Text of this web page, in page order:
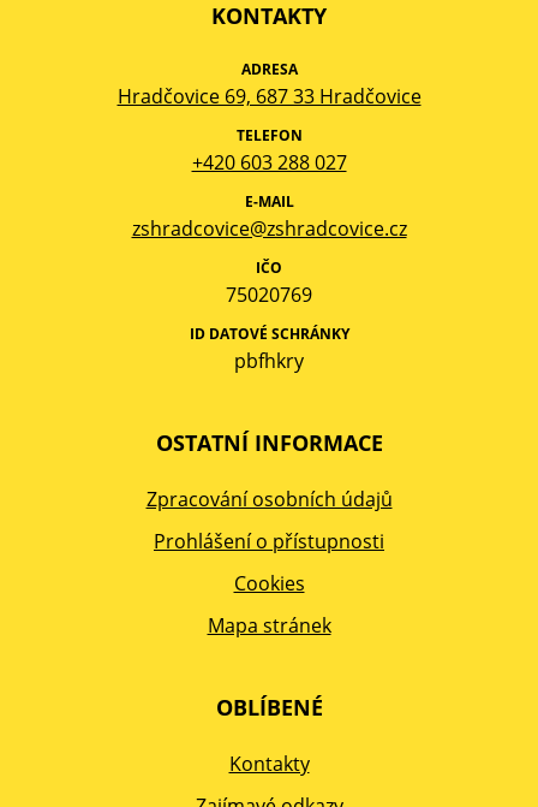
KONTAKTY
ADRESA
Hradčovice 69, 687 33 Hradčovice
TELEFON
+420 603 288 027
E-MAIL
zshradcovice@zshradcovice.cz
IČO
75020769
ID DATOVÉ SCHRÁNKY
pbfhkry
OSTATNÍ INFORMACE
Zpracování osobních údajů
Prohlášení o přístupnosti
Cookies
Mapa stránek
OBLÍBENÉ
Kontakty